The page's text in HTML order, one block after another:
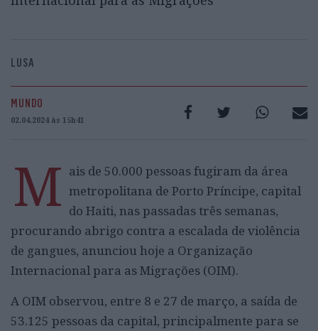
LUSA
MUNDO
02.04.2024 às 15h41
M ais de 50.000 pessoas fugiram da área
metropolitana de Porto Príncipe, capital
do Haiti, nas passadas três semanas,
procurando abrigo contra a escalada de violência
de gangues, anunciou hoje a Organização
Internacional para as Migrações (OIM).
A OIM observou, entre 8 e 27 de março, a saída de
53.125 pessoas da capital, principalmente para se